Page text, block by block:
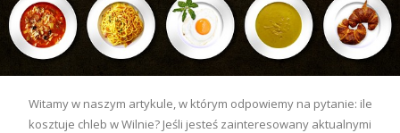
Witamy w naszym artykule, w którym odpowiemy na pytanie: ile
kosztuje chleb w Wilnie? Jeśli jesteś zainteresowany aktualnymi